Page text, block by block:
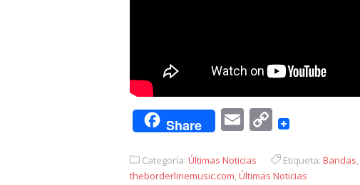
Share EmailCopy
Categoría: Últimas Noticias Etiqueta: Bandas,
theborderlinemusic.com,Últimas Noticias